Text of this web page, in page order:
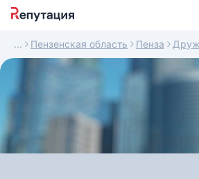
Пензенская область Пенза